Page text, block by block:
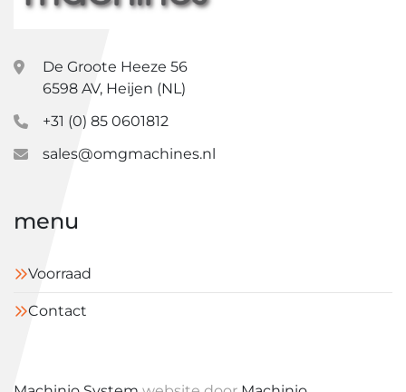
De Groote Heeze 56
6598 AV, Heijen (NL)
+31 (0) 85 0601812
sales@omgmachines.nl
menu
Voorraad
Contact